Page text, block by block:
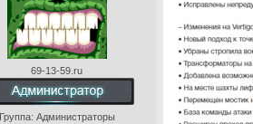
69-13-59.ru
Группа: Администраторы